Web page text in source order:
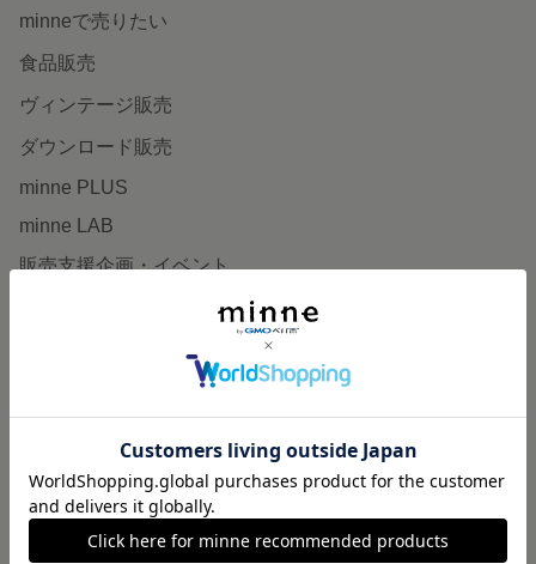
minneで売りたい
食品販売
ヴィンテージ販売
ダウンロード販売
minne PLUS
minne LAB
販売支援企画・イベント
minneとものづくりと
minneの本
企業の方へ